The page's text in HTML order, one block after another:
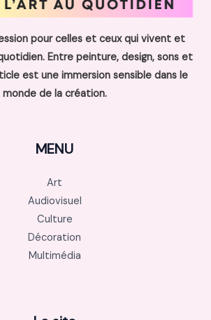
pour celles et ceux qui vivent et
Entre peinture, design, sons et
est une immersion sensible dans le
monde de la création.
MENU
Art
Audiovisuel
Culture
Décoration
Multimédia